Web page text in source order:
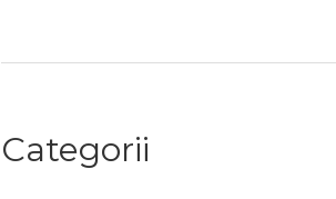
Categorii